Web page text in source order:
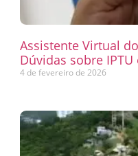
Assistente Virtual
Dúvidas sobre
4 de fevereiro de 2026